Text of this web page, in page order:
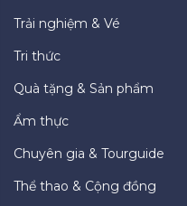
Trải nghiệm & Vé
Tri thức
Quà tặng & Sản phẩm
Ẩm thực
Chuyên gia & Tourguide
Thể thao & Cộng đồng